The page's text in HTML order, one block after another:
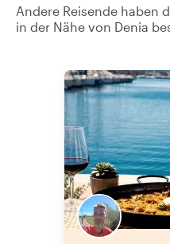
Andere Reisende haben
in der Nähe von Denia